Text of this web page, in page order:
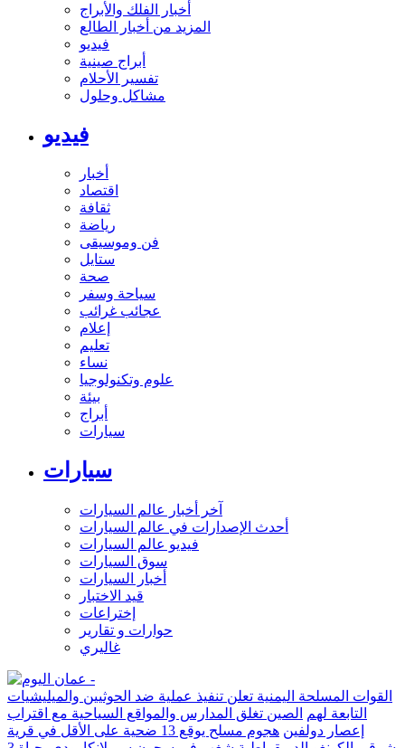
أخبار الفلك والأبراج
المزيد من أخبار الطالع
فيديو
أبراج صينية
تفسير الأحلام
مشاكل وحلول
فيديو
أخبار
اقتصاد
ثقافة
رياضة
فن وموسيقى
ستايل
صحة
سياحة وسفر
عجائب غرائب
إعلام
تعليم
نساء
علوم وتكنولوجيا
بيئة
أبراج
سيارات
سيارات
آخر أخبار عالم السيارات
أحدث الإصدارات في عالم السيارات
فيديو عالم السيارات
سوق السيارات
أخبار السيارات
قيد الاختبار
إختراعات
حوارات و تقارير
غاليري
القوات المسلحة اليمنية تعلن تنفيذ عملية ضد الحوثيين والميليشيات
التابعة لهم
الصين تغلق المدارس والمواقع السياحية مع اقتراب
إعصار دولفين
هجوم مسلح يوقع 13 ضحية على الأقل في قرية